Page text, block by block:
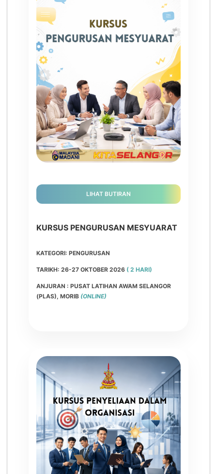
LIHAT BUTIRAN
KURSUS PENGURUSAN MESYUARAT
KATEGORI: PENGURUSAN
TARIKH: 26-27 OKTOBER 2026 ( 2 HARI)
ANJURAN : PUSAT LATIHAN AWAM SELANGOR
(PLAS), MORIB (ONLINE)